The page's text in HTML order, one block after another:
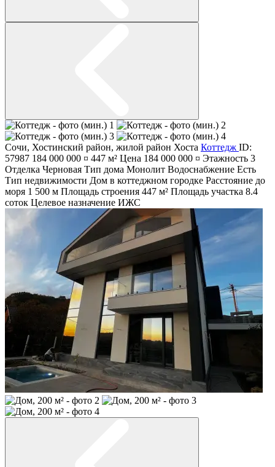
Сочи, Хостинский район, жилой район Хоста Коттедж ID:
57987 184 000 000 ¤ 447 м² Цена 184 000 000 ¤ Этажность 3
Отделка Черновая Тип дома Монолит Водоснабжение Есть
Тип недвижимости Дом в коттеджном городке Расстояние до
моря 1 500 м Площадь строения 447 м² Площадь участка 8.4
соток Целевое назначение ИЖС